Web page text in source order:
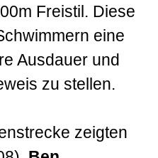
Freistil. Diese
eine
Ausdauer und
zu stellen.
zeigten